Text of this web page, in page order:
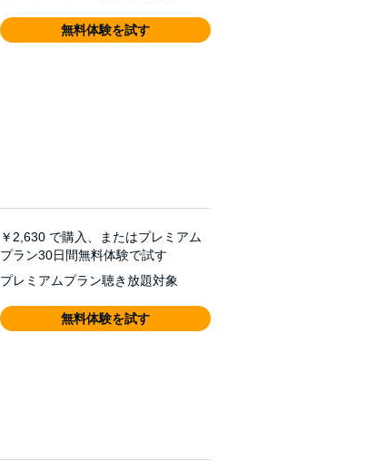
無料体験を試す
￥2,630 で購入、またはプレミアム
プラン30日間無料体験で試す
プレミアムプラン聴き放題対象
無料体験を試す